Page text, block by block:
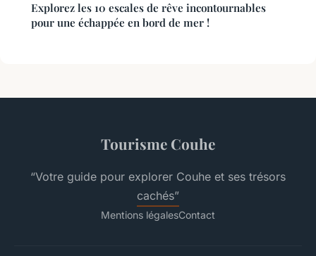
Explorez les 10 escales de rêve incontournables
pour une échappée en bord de mer !
Tourisme Couhe
“Votre guide pour explorer Couhe et ses trésors
cachés”
Mentions légalesContact